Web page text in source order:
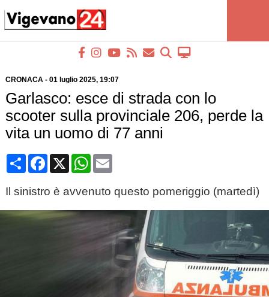
CRONACA- 01 luglio 2025, 19:07
Garlasco: esce di strada con lo
scooter sulla provinciale 206, perde la
vita un uomo di 77 anni
CondividiFacebook
X WhatsApp
Email
Il sinistro è avvenuto questo pomeriggio (martedì)